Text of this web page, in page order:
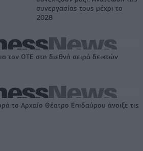
συνεργασίας τους μέχρι το
2028
τον ΟΤΕ στη διεθνή σειρά δεικτών
το Αρχαίο Θέατρο Επιδαύρου άνοιξε τις